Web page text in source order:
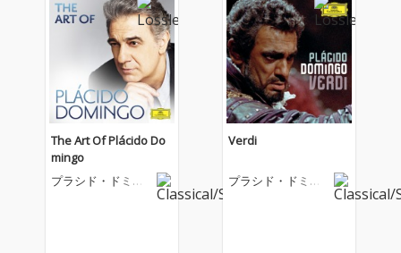
The Art Of Plácido Do
mingo
プラシド・ドミン
Verdi
プラシド・ドミン